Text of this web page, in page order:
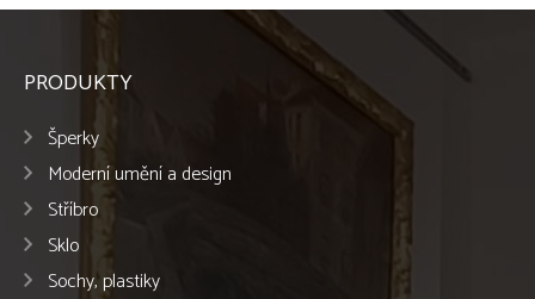
PRODUKTY
Šperky
Moderní umění a design
Stříbro
Sklo
Sochy, plastiky